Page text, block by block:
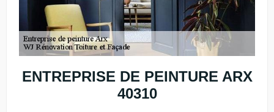
ENTREPRISE DE PEINTURE ARX
40310